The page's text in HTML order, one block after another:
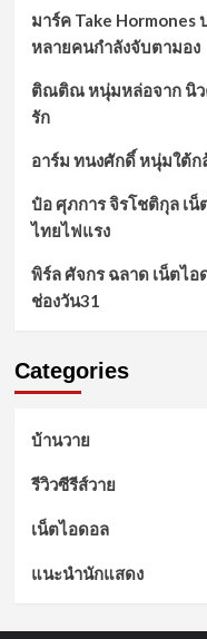
มาร์ค Take
หลายคนกำลังจับตามอง
ติณติณ หนุ่มหล่อจาก นิว
รัก
อาร์ม ทนงศักดิ์ หนุ่มใต้
ป๋อ ศุภการ จิรโชติกุล เ
ไทยไฟแรง
พิร์ล ศัจกร ฉลาด เน็ตไ
ช่องวัน31
Categories
บ้านวาย
รีวิวซีรีส์วาย
เน็ตไอดอล
แนะนำนักแสดง